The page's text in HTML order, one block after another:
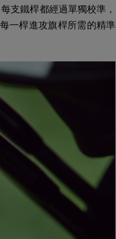
支鐵桿都經過單獨校準，
一桿進攻旗桿所需的精準